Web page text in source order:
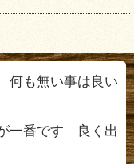
何も無い事は良い
一番です 良く出